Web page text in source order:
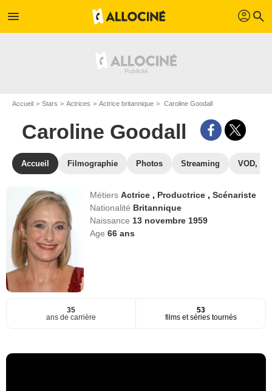
menu profil search
Accueil Stars Actrices Actrice britannique Caroline Goodall
Caroline Goodall
Accueil Filmographie Photos Streaming VOD,
MétiersActrice , Productrice ,Scénariste
Nationalité Britannique
Naissance 13 novembre 1959
Age66 ans
35
ans de carrière
53
films et séries tournés